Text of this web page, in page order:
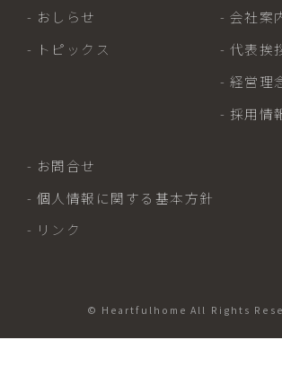
- おしらせ
- トピックス
- 会社案
- 代表挨
- 経営理
- 採用情
- お問合せ
- 個人情報に関する基本方針
- リンク
© Heartfulhome All Rights